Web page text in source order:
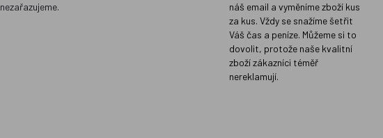
nezařazujeme.
náš email a vyměníme zboží kus
za kus. Vždy se snažíme šetřit
Váš čas a peníze. Můžeme si to
dovolit, protože naše kvalitní
zboží zákazníci téměř
nereklamují.